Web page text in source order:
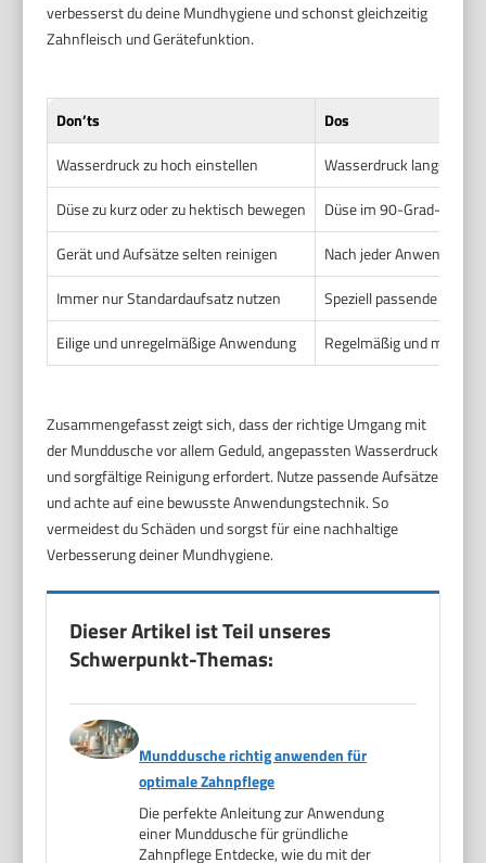
verbesserst du deine Mundhygiene und schonst gleichzeitig
Zahnfleisch und Gerätefunktion.
Don’ts
Dos
Wasserdruck zu hoch einstellen
Wasserdruck langsam
Düse zu kurz oder zu hektisch bewegen
Düse im 90-Grad-
Gerät und Aufsätze selten reinigen
Nach jeder Anwendung
Immer nur Standardaufsatz nutzen
Speziell passende
Eilige und unregelmäßige Anwendung
Regelmäßig und mit
Zusammengefasst zeigt sich, dass der richtige Umgang mit
der Munddusche vor allem Geduld, angepassten Wasserdruck
und sorgfältige Reinigung erfordert. Nutze passende Aufsätze
und achte auf eine bewusste Anwendungstechnik. So
vermeidest du Schäden und sorgst für eine nachhaltige
Verbesserung deiner Mundhygiene.
Dieser Artikel ist Teil unseres
Schwerpunkt-Themas:
Munddusche richtig anwenden für
optimale Zahnpflege
Die perfekte Anleitung zur Anwendung
einer Munddusche für gründliche
Zahnpflege Entdecke, wie du mit der